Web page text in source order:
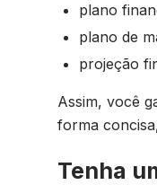
plano
plano de
projeção
Assim, você
forma
Tenha